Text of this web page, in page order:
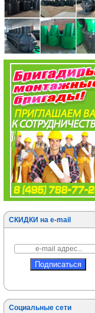
СКИДКИ на e-mail
Социальные сети